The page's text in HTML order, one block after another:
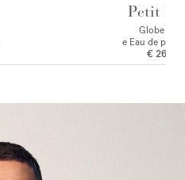
Petit
Globe
e Eau de
€ 260,00